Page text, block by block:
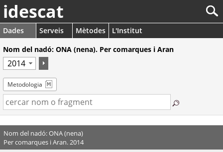
idescat
Dades Serveis Mètodes
L'Institut
Nom del nadó: ONA (nena). Per comarques i Aran
Metodologia
Nom del nadó: ONA (nena)
Per comarques i Aran. 2014